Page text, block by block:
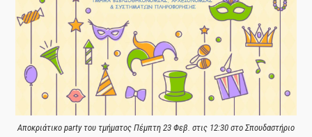
Αποκριάτικο party του τμήματος Πέμπτη 23 Φεβ. στις 12:30 στο Σπουδαστήριο